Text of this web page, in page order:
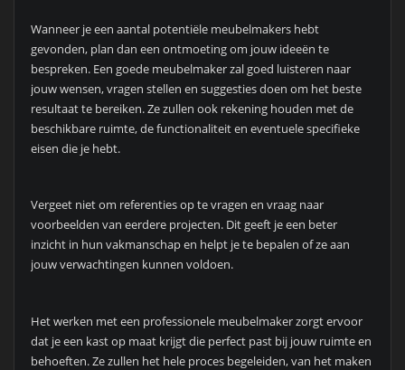
Wanneer je een aantal potentiële meubelmakers hebt
gevonden, plan dan een ontmoeting om jouw ideeën te
bespreken. Een goede meubelmaker zal goed luisteren naar
jouw wensen, vragen stellen en suggesties doen om het beste
resultaat te bereiken. Ze zullen ook rekening houden met de
beschikbare ruimte, de functionaliteit en eventuele specifieke
eisen die je hebt.
Vergeet niet om referenties op te vragen en vraag naar
voorbeelden van eerdere projecten. Dit geeft je een beter
inzicht in hun vakmanschap en helpt je te bepalen of ze aan
jouw verwachtingen kunnen voldoen.
Het werken met een professionele meubelmaker zorgt ervoor
dat je een kast op maat krijgt die perfect past bij jouw ruimte en
behoeften. Ze zullen het hele proces begeleiden, van het maken